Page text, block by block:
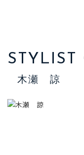
STYLIST
木瀬 諒